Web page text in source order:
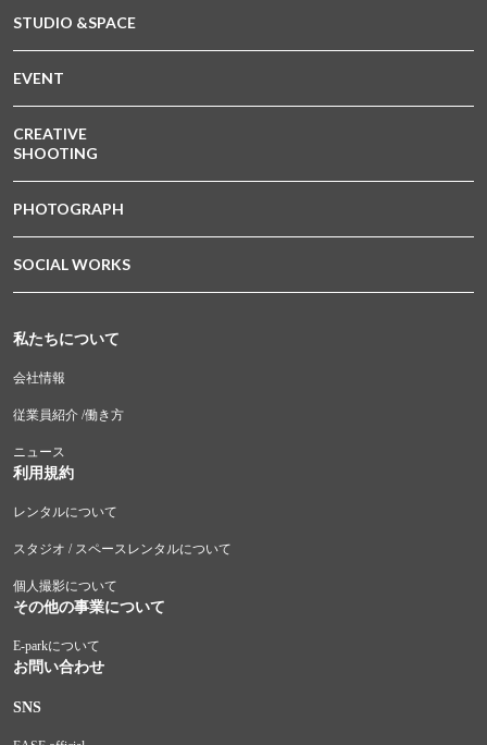
STUDIO &SPACE
EVENT
CREATIVE
SHOOTING
PHOTOGRAPH
SOCIAL WORKS
私たちについて
会社情報
従業員紹介 /働き方
ニュース
利用規約
レンタルについて
スタジオ / スペースレンタルについて
個人撮影について
その他の事業について
E-parkについて
お問い合わせ
SNS